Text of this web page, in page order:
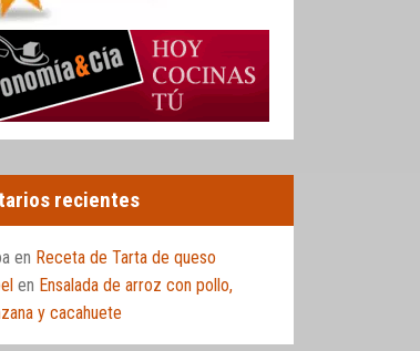
recientes
en Receta de Tarta de queso
en Ensalada de arroz con pollo,
y cacahuete